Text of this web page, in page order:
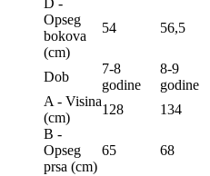
D -
Opseg
bokova
(сm)
54 56,5
Dob
7-8
godine
8-9
godine
A - Visina
(сm)
128 134
B -
Opseg
prsa (сm)
65 68